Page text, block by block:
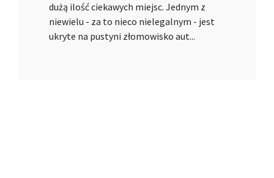
dużą ilość ciekawych miejsc. Jednym z
niewielu - za to nieco nielegalnym - jest
ukryte na pustyni złomowisko aut...